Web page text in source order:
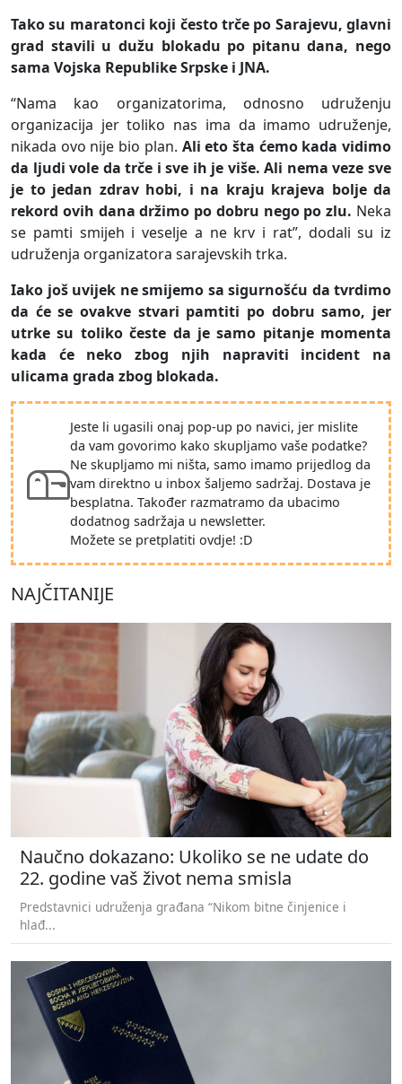
Tako su maratonci koji često trče po Sarajevu, glavni
grad stavili u dužu blokadu po pitanu dana, nego
sama Vojska Republike Srpske i JNA.
“Nama kao organizatorima, odnosno udruženju
organizacija jer toliko nas ima da imamo udruženje,
nikada ovo nije bio plan. Ali eto šta ćemo kada vidimo
da ljudi vole da trče i sve ih je više. Ali nema veze sve
je to jedan zdrav hobi, i na kraju krajeva bolje da
rekord ovih dana držimo po dobru nego po zlu. Neka
se pamti smijeh i veselje a ne krv i rat”, dodali su iz
udruženja organizatora sarajevskih trka.
Iako još uvijek ne smijemo sa sigurnošću da tvrdimo
da će se ovakve stvari pamtiti po dobru samo, jer
utrke su toliko česte da je samo pitanje momenta
kada će neko zbog njih napraviti incident na
ulicama grada zbog blokada.
Jeste li ugasili onaj pop-up po navici, jer mislite
da vam govorimo kako skupljamo vaše podatke?
Ne skupljamo mi ništa, samo imamo prijedlog da
vam direktno u inbox šaljemo sadržaj. Dostava je
besplatna. Također razmatramo da ubacimo
dodatnog sadržaja u newsletter.
Možete se pretplatiti ovdje! :D
NAJČITANIJE
Naučno dokazano: Ukoliko se ne udate do
22. godine vaš život nema smisla
Predstavnici udruženja građana “Nikom bitne činjenice i
hlađ...